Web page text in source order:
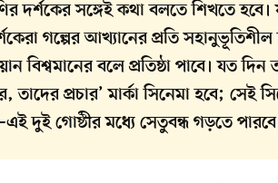
দর্শকের সঙ্গেই কথা বলতে শিখতে
গল্পের আখ্যানের প্রতি
বিশ্বমানের বলে প্রতিষ্ঠা পাবে। যত দিন
প্রচার’ মার্কা সিনেমা হবে; সেই
দুই গোষ্ঠীর মধ্যে সেতুবন্ধ গড়তে পারবে